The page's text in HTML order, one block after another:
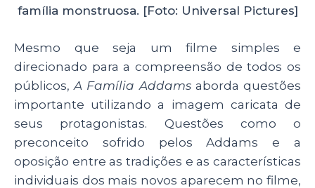
família monstruosa. [Foto: Universal Pictures]
Mesmo que seja um filme simples e
direcionado para a compreensão de todos os
públicos,A Família Addamsaborda questões
importante utilizando a imagem caricata de
seus protagonistas. Questões como o
preconceito sofrido pelos Addams e a
oposição entre as tradições e as características
individuais dos mais novos aparecem no filme,